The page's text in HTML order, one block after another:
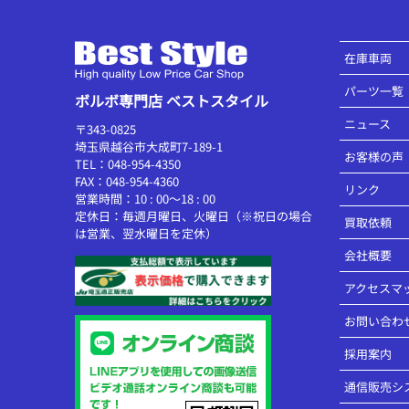
ボルボ専門店 ベストスタイル
〒343-0825
埼玉県越谷市大成町7-189-1
TEL：048-954-4350
FAX：048-954-4360
営業時間：10 : 00～18 : 00
定休日：毎週月曜日、火曜日（※祝日の場合
は営業、翌水曜日を定休）
在庫車両
パーツ一覧
ニュース
お客様の声
リンク
買取依頼
会社概要
アクセスマ
お問い合わ
採用案内
通信販売シ